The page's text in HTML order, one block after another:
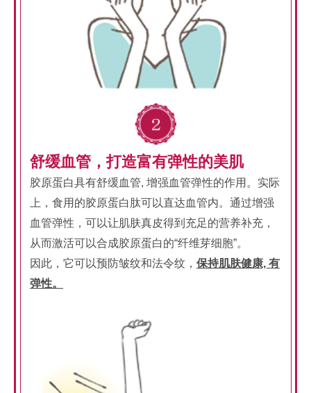
舒缓血管，打造富有弹性的美肌
胶原蛋白具有舒缓血管, 增强血管弹性的作用。实际
上，食用的胶原蛋白肽可以直达血管内。通过增强
血管弹性，可以让肌肤真皮得到充足的营养补充，
从而激活可以合成胶原蛋白的“纤维芽细胞”。
因此，它可以预防皱纹和法令纹， 保持肌肤健康, 有
弹性。